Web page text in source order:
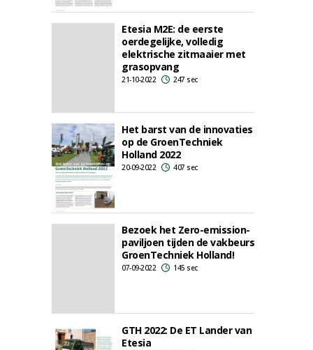
Etesia M2E: de eerste
oerdegelijke, volledig
elektrische zitmaaier met
grasopvang
21-10-2022 247 sec
Het barst van de innovaties
op de GroenTechniek
Holland 2022
20-09-2022 407 sec
Bezoek het Zero-emission-
paviljoen tijden de vakbeurs
GroenTechniek Holland!
07-09-2022 145 sec
GTH 2022: De ET Lander van
Etesia